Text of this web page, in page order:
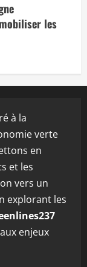
les
à la
verte
en
et les
vers un
explorant les
enjeux